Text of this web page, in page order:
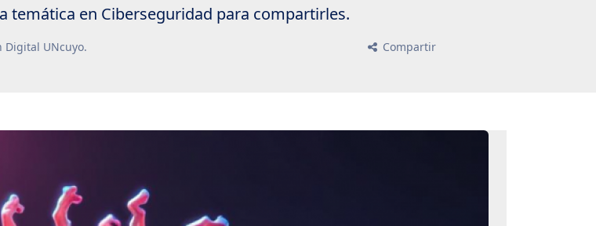
temática en Ciberseguridad para compartirles.
Digital UNcuyo. Compartir